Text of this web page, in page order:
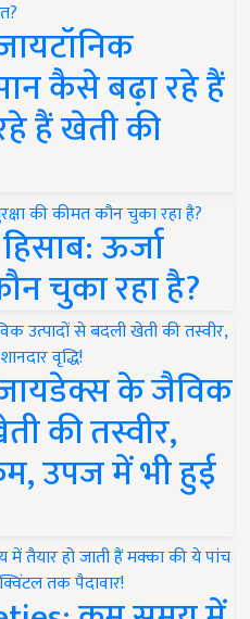
कैसे बढ़ा रहे हैं
हैं खेती की
ऊर्जा
चुका रहा है?
के जैविक
की तस्वीर,
उपज में भी हुई